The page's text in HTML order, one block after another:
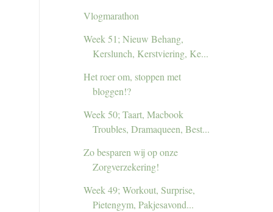
Vlogmarathon
Week 51; Nieuw Behang,
Kerslunch, Kerstviering, Ke...
Het roer om, stoppen met
bloggen!?
Week 50; Taart, Macbook
Troubles, Dramaqueen, Best...
Zo besparen wij op onze
Zorgverzekering!
Week 49; Workout, Surprise,
Pietengym, Pakjesavond...